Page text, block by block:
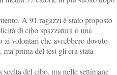
A 91 ragazzi è stato proposto
di cibo spazzatura o una
volontari che avrebbero dovuto
prima del test gli era stata
del cibo, ma nelle settimane